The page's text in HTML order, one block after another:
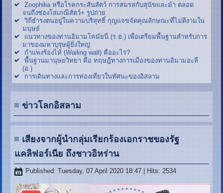
Zoophilia หรือโรคกระสันสัตว์ การสมรสกับสุนัขและม้า ตลอด
จนถึงซ่องโสเภณีสัตว์+ รูปถ่าย
วิถีธำรงตนอยู่ในความบริสุทธิ์ กุญแจขจัดคุณลักษณะที่ไม่ดีงามใน
มนุษย์
แนวทางของท่านอิมามโคมัยนี (ร.ฮ.) เพื่อเตรียมพื้นฐานสำหรับการ
มาของมหาบุรุษผู้ยิ่งใหญ่
กำแพงร้องไห้ (Wailing wall) คืออะไร?
พื้นฐานมานุษยวิทยา คือ ทฤษฎีทางการเมืองของท่านอิมามอะลี
(อ.)
การเดินทางและการท่องเที่ยวในทัศนะของอิสลาม
ข่าวโลกอิสลาม
เสียงจากผู้นำกลุ่มเรียกร้องเอกราชของรัฐ
แคลิฟอร์เนีย ถึงชาวอิหร่าน
Published: Tuesday, 07 April 2020 18:47 | Hits: 2534